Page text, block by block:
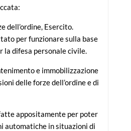
dell’ordine, Esercito.
per funzionare sulla base
la difesa personale civile.
e immobilizzazione
delle forze dell’ordine e di
appositamente per poter
automatiche in situazioni di